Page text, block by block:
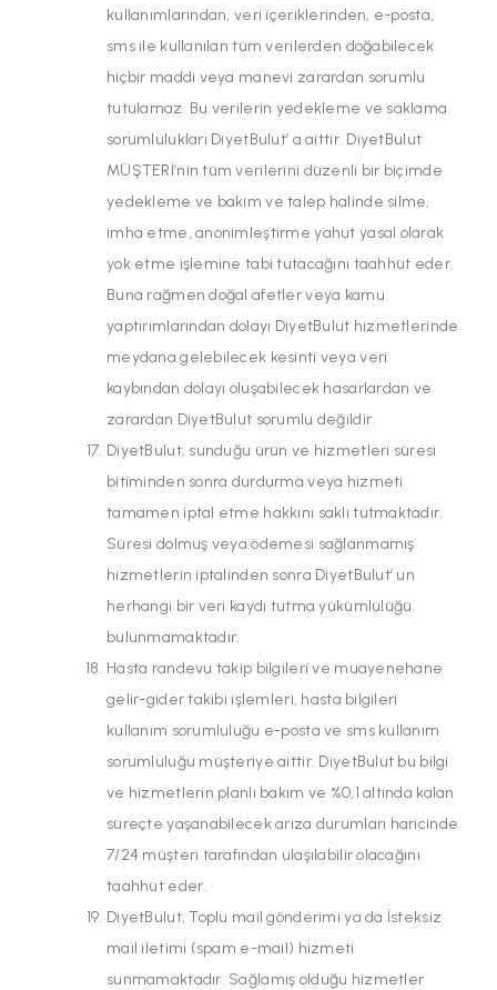
kullanımlarından, veri içeriklerinden, e-posta,
sms ile kullanılan tüm verilerden doğabilecek
hiçbir maddi veya manevi zarardan sorumlu
tutulamaz. Bu verilerin yedekleme ve saklama
sorumlulukları DiyetBulut’ a aittir. DiyetBulut
MÜŞTERİ’nin tüm verilerini düzenli bir biçimde
yedekleme ve bakım ve talep halinde silme,
imha etme, anonimleştirme yahut yasal olarak
yok etme işlemine tabi tutacağını taahhüt eder.
Buna rağmen doğal afetler veya kamu
yaptırımlarından dolayı DiyetBulut hizmetlerinde
meydana gelebilecek kesinti veya veri
kaybından dolayı oluşabilecek hasarlardan ve
zarardan DiyetBulut sorumlu değildir.
DiyetBulut, sunduğu ürün ve hizmetleri süresi
bitiminden sonra durdurma veya hizmeti
tamamen iptal etme hakkını saklı tutmaktadır.
Süresi dolmuş veya ödemesi sağlanmamış
hizmetlerin iptalinden sonra DiyetBulut’ un
herhangi bir veri kaydı tutma yükümlülüğü
bulunmamaktadır.
Hasta randevu takip bilgileri ve muayenehane
gelir-gider takibi işlemleri, hasta bilgileri
kullanım sorumluluğu e-posta ve sms kullanım
sorumluluğu müşteriye aittir. DiyetBulut bu bilgi
ve hizmetlerin planlı bakım ve %0,1 altında kalan
süreçte yaşanabilecek arıza durumları haricinde
7/24 müşteri tarafından ulaşılabilir olacağını
taahhüt eder.
DiyetBulut, Toplu mail gönderimi ya da İsteksiz
mail iletimi (spam e-mail) hizmeti
sunmamaktadır. Sağlamış olduğu hizmetler